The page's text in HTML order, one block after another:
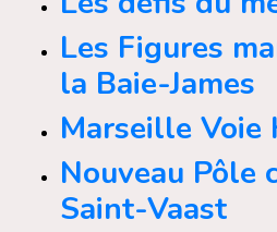
Les Figures
la Baie-James
Marseille Voie
Nouveau Pôle
Saint-Vaast